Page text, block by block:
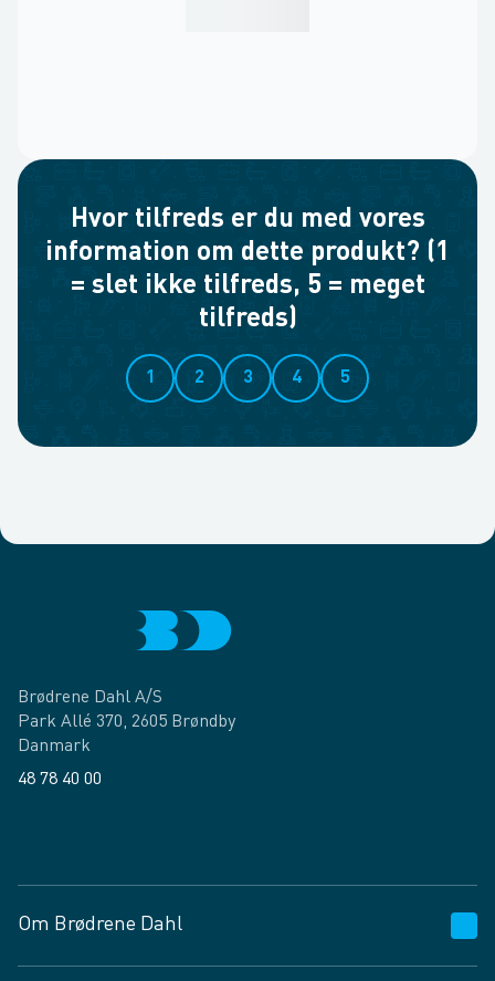
Hvor tilfreds er du med vores
information om dette produkt? (1
= slet ikke tilfreds, 5 = meget
tilfreds)
1 2 3 4 5
Brødrene Dahl A/S
Park Allé 370, 2605 Brøndby
Danmark
48 78 40 00
Om Brødrene Dahl